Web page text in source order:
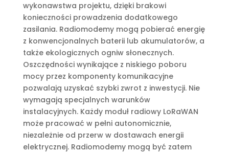
wykonawstwa projektu, dzięki brakowi
konieczności prowadzenia dodatkowego
zasilania. Radiomodemy mogą pobierać energię
z konwencjonalnych baterii lub akumulatorów, a
także ekologicznych ogniw słonecznych.
Oszczędności wynikające z niskiego poboru
mocy przez komponenty komunikacyjne
pozwalają uzyskać szybki zwrot z inwestycji. Nie
wymagają specjalnych warunków
instalacyjnych. Każdy moduł radiowy LoRaWAN
może pracować w pełni autonomicznie,
niezależnie od przerw w dostawach energii
elektrycznej. Radiomodemy mogą być zatem